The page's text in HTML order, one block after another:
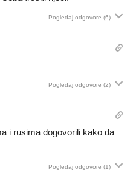
Pogledaj odgovore (6)
Pogledaj odgovore (2)
i rusima dogovorili kako da
Pogledaj odgovore (1)